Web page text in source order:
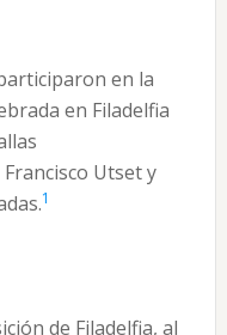
en la
en Filadelfia
Utset y
1
de Filadelfia, al